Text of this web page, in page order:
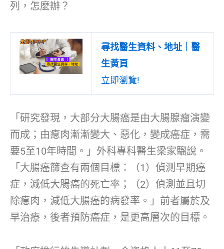
列，怎麼辦？
尋找醫生資料、地址｜醫
生黃頁
立即瀏覽!
「研究發現，大部分大腸癌是由大腸腺瘤演變
而成；由瘜肉漸漸變大、惡化，變成癌症，需
要5至10年時間。」外科專科醫生梁家騮說。
「大腸癌篩查有兩個目標：（1）偵測早期癌
症，減低大腸癌的死亡率；（2）偵測並且切
除瘜肉，減低大腸癌的病發率。」前者屬於及
早治療，後者預防癌症，是更高層次的目標。